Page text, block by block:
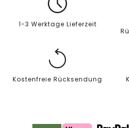
1-3 Werktage Lieferzeit
Kostenfreie Rücksendung